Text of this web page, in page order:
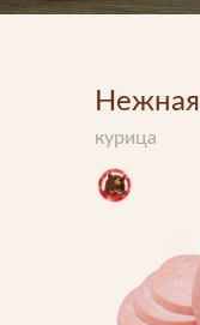
О
курица